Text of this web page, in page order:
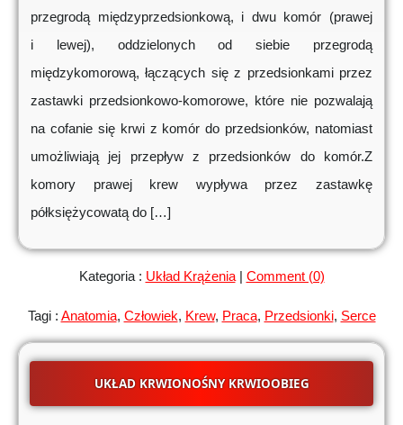
przegrodą międzyprzedsionkową, i dwu komór (prawej
i lewej), oddzielonych od siebie przegrodą
międzykomorową, łączących się z przedsionkami przez
zastawki przedsionkowo-komorowe, które nie pozwalają
na cofanie się krwi z komór do przedsionków, natomiast
umożliwiają jej przepływ z przedsionków do komór.Z
komory prawej krew wypływa przez zastawkę
półksiężycowatą do […]
Kategoria : Układ Krążenia| Comment (0)
Tagi : Anatomia, Człowiek, Krew, Praca, Przedsionki, Serce
UKŁAD KRWIONOŚNY KRWIOOBIEG